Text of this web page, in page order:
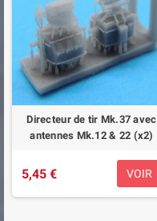
Directeur de tir Mk.37 avec
antennes Mk.12 & 22 (x2)
5,45 € VOIR